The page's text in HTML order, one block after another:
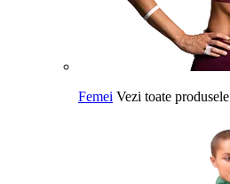
Femei Vezi toate produsele